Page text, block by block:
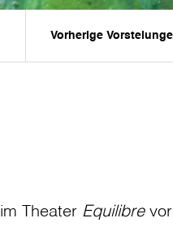
Vorherige
im Theater Equilibre